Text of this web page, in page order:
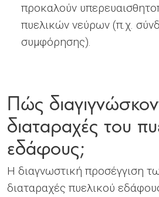
προκαλούν
πυελικών νεύρων (π.χ.
συμφόρησης).
Πώς
διαταραχές του
εδάφους;
Η διαγνωστική προσέγγιση
διαταραχές πυελικού